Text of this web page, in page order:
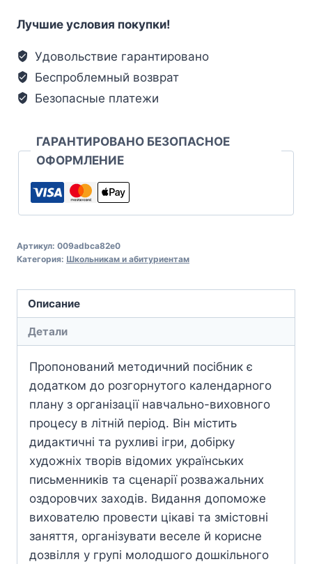
Лучшие условия покупки!
Удовольствие гарантировано
Беспроблемный возврат
Безопасные платежи
ГАРАНТИРОВАНО БЕЗОПАСНОЕ
ОФОРМЛЕНИЕ
Артикул: 009adbca82e0
Категория: Школьникам и абитуриентам
Описание
Детали
Пропонований методичний посібник є
додатком до розгорнутого календарного
плану з організації навчально-виховного
процесу в літній період. Він містить
дидактичні та рухливі ігри, добірку
художніх творів відомих українських
письменників та сценарії розважальних
оздоровчих заходів. Видання допоможе
вихователю провести цікаві та змістовні
заняття, організувати веселе й корисне
дозвілля у групі молодшого дошкільного